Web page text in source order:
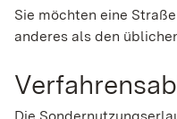
Sie möchten eine
anderes als den